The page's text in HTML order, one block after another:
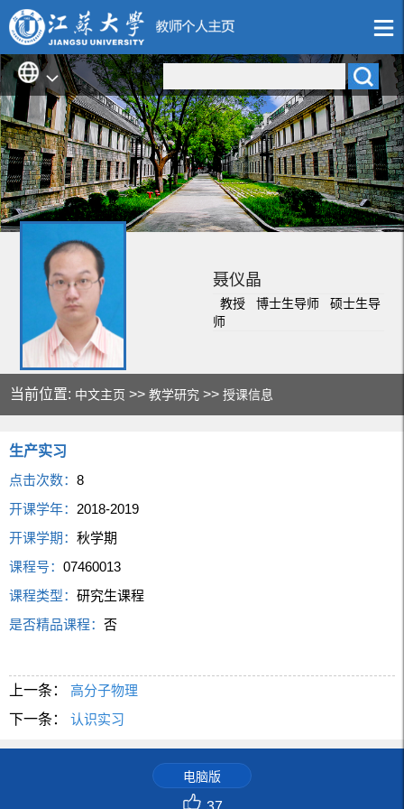
聂仪晶
教授 博士生导师 硕士生导
师
当前位置: 中文主页 >>教学研究 >>授课信息
生产实习
点击次数：8
开课学年： 2018-2019
开课学期：秋学期
课程号：07460013
课程类型：研究生课程
是否精品课程：否
上一条：
高分子物理
下一条：
认识实习
电脑版